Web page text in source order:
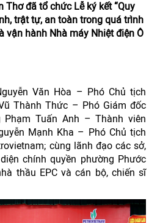
Thơ đã tổ chức Lễ ký kết “Quy
trật tự, an toàn trong quá trình
vận hành Nhà máy Nhiệt điện Ô
Văn Hòa – Phó Chủ tịch
Thành Thức – Phó Giám đốc
Phạm Tuấn Anh – Thành viên
Mạnh Kha – Phó Chủ tịch
cùng lãnh đạo các sở,
chính quyền phường Phước
thầu EPC và cán bộ, chiến sĩ